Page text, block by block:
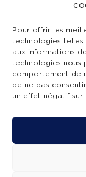
Pour offrir les
technologies
aux informations
technologies nous
comportement de
de ne pas
un effet négatif sur